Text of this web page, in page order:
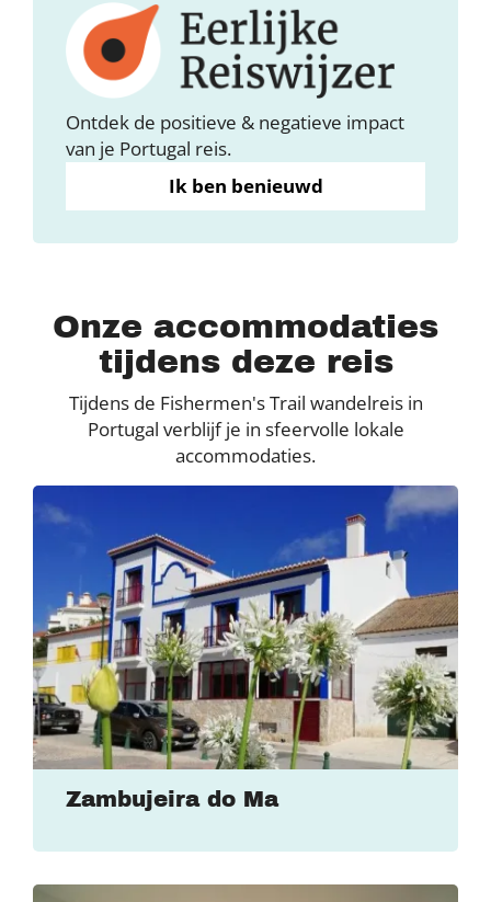
Ontdek de positieve & negatieve impact
van je Portugal reis.
Ik ben benieuwd
Onze accommodaties
tijdens deze reis
Tijdens de Fishermen's Trail wandelreis in
Portugal verblijf je in sfeervolle lokale
accommodaties.
Zambujeira do Ma